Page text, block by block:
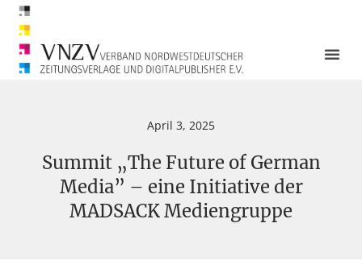
April 3, 2025
Summit „The Future of German
Media” – eine Initiative der
MADSACK Mediengruppe